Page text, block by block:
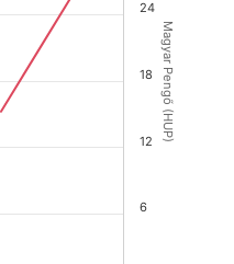
Magyar Pengő (HUP)
6
12
18
24